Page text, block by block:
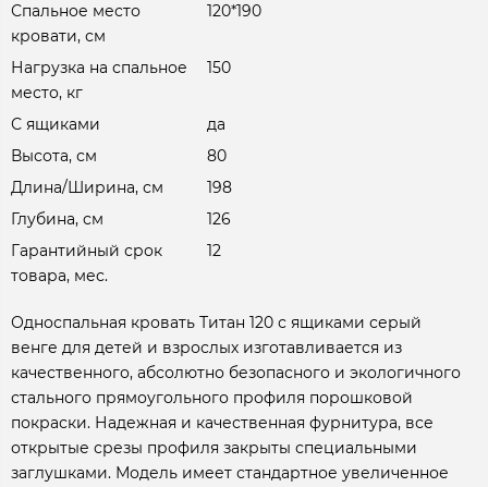
Спальное место
кровати, см
120*190
Нагрузка на спальное
место, кг
150
С ящиками
да
Высота, см
80
Длина/Ширина, см
198
Глубина, см
126
Гарантийный срок
товара, мес.
12
Односпальная кровать Титан 120 с ящиками серый
венге для детей и взрослых изготавливается из
качественного, абсолютно безопасного и экологичного
стального прямоугольного профиля порошковой
покраски. Надежная и качественная фурнитура, все
открытые срезы профиля закрыты специальными
заглушками. Модель имеет стандартное увеличенное